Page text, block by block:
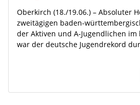
Oberkirch (18./19.06.) – Absoluter
zweitägigen baden-
der Aktiven und A-Jugendlichen
war der deutsche Jugendrekord